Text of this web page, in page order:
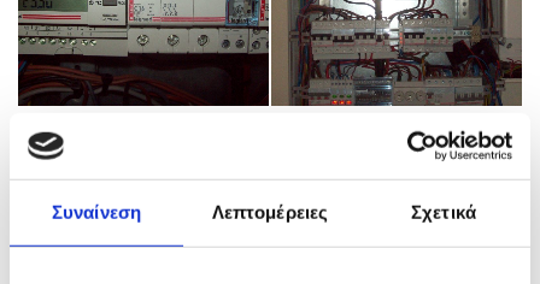
Συναίνεση Λεπτομέρειες Σχετικά
Ηλεκτρολογικές Εγκαταστάσεις Κεραιών ΟΤΕ